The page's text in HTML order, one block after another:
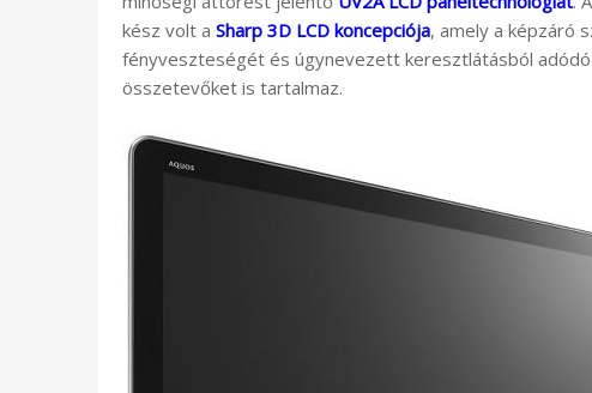
kész volt a Sharp 3D LCD koncepciója, amely a képzáró
fényveszteségét és úgynevezett keresztlátásból
összetevőket is tartalmaz.